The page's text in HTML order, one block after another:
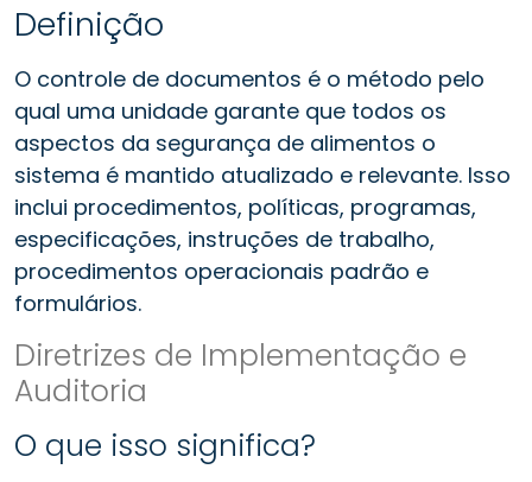
Definição
O controle de documentos é o método pelo
qual uma unidade garante que todos os
aspectos da segurança de alimentos o
sistema é mantido atualizado e relevante. Isso
inclui procedimentos, políticas, programas,
especificações, instruções de trabalho,
procedimentos operacionais padrão e
formulários.
Diretrizes de Implementação e
Auditoria
O que isso significa?